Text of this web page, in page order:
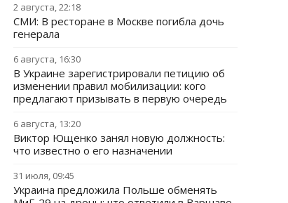
2 августа, 22:18
СМИ: В ресторане в Москве погибла дочь
генерала
6 августа, 16:30
В Украине зарегистрировали петицию об
изменении правил мобилизации: кого
предлагают призывать в первую очередь
6 августа, 13:20
Виктор Ющенко занял новую должность:
что известно о его назначении
31 июля, 09:45
Украина предложила Польше обменять